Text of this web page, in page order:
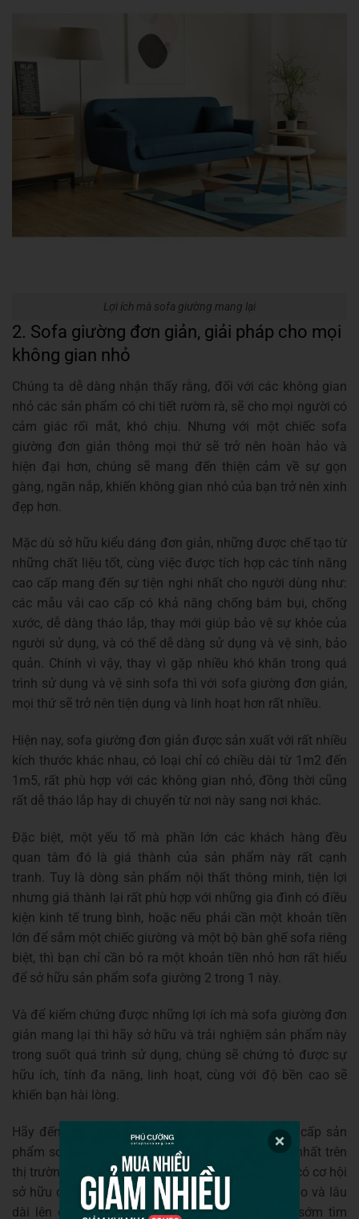
Lợi ích mà sofa giường mang lại
2. Sofa giường đơn giản, giải pháp cho mọi
không gian nhỏ
Chúng ta dễ dàng nhận thấy rằng, đối với các không gian
nhỏ các sản phẩm có chi tiết rườm rà, sẽ cho mọi người có
cảm giác rối mắt, khó chịu. Nhưng với một chiếc sofa
giường đơn giản thông mọi thứ sẽ trở nên hoàn hảo và
hiện đại hơn, chúng sẽ mang đến thiện cảm về sự gọn
gàng, ngăn nắp, khiến không gian nhỏ của bạn trở nên xinh
đẹp hơn.
Mặc dù sở hữu kiểu dáng đơn giản, những được chế tạo từ
những chất liệu tốt, cùng việc được tích hợp các tính năng
cao cấp mang đến sự tiện nghi nhất cho người dùng như:
các mẫu vải cao cấp có khả năng chống bám bụi, chống
xước, dễ dàng tháo lắp, thay mới giúp bảo vệ sự khỏe của
người sử dụng, và có thể dễ dàng sử dụng và vệ sinh, bảo
quản. Chính vì vậy, thay vì gặp nhiều khó khăn trong quá
trình sử dụng và vệ sinh sofa thì với sofa giường đơn giản,
mọi thứ sẽ trở nên tiện dụng và linh hoạt hơn rất nhiều.
Hiện nay, sofa giường đơn giản được sản xuất với rất nhiều
kích thước khác nhau, có loại chỉ có chiều dài từ 1m2 đến
1m5, rất phù hợp với các không gian nhỏ, đồng thời cũng
rất dễ tháo lắp hay di chuyển từ nơi này sang nơi khác.
Đặc biệt, một yếu tố mà phần lớn các khách hàng đều
quan tâm đó là giá thành của sản phẩm này rất cạnh
tranh. Tuy là dòng sản phẩm nội thất thông minh, tiện lợi
nhưng giá thành lại rất phù hợp với những gia đình có điều
kiện kinh tế trung bình, hoặc nếu phải cần một khoản tiền
lớn để sắm một chiếc giường và một bộ bàn ghế sofa riêng
biệt, thì bạn chỉ cần bỏ ra một khoản tiền nhỏ hơn rất hiểu
để sở hữu sản phẩm sofa giường 2 trong 1 này.
Và để kiểm chứng được những lợi ích mà sofa giường đơn
giản mang lại thì hãy sở hữu và trải nghiệm sản phẩm này
trong suốt quá trình sử dụng, chúng sẽ chứng tỏ được sự
hữu ích, tính đa năng, linh hoạt, cùng với độ bền cao sẽ
khiến bạn hài lòng.
Hãy đến với Nội Thất Phú Cường
để được cung cấp sản
phẩm sofa giường tốt nhất, với mẫu mã hiện đại nhất trên
thị trường Việt Nam và thế giới. Ngoài ra, bạn còn có cơ hội
sở hữu chế độ chăm sóc, bảo hành chất lượng cao và lâu
dài lên đến 10 năm của Phú Cường. Chúc bạn sớm tìm